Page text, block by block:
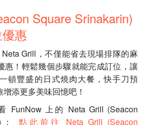
Square Srinakarin)
惠
Grill，不僅能省去現場排隊的麻
惠！輕鬆幾個步驟就能完成訂位，讓
頓豐盛的日式燒肉大餐，快手刀預
添更多美味回憶吧！
FunNow 上的 Neta Grill (Seacon
： 點此前往 Neta Grill (Seacon